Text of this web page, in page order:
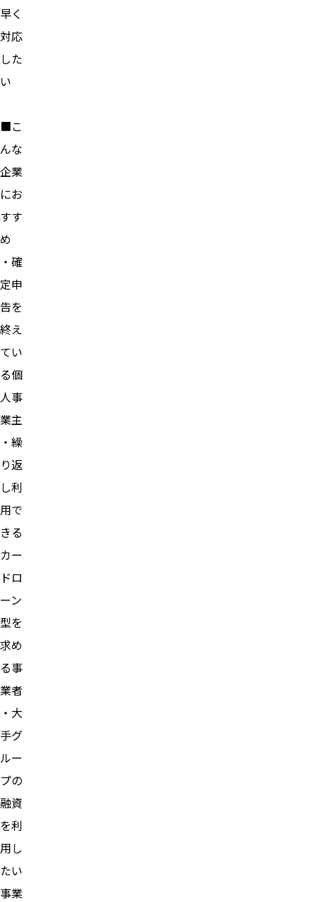
早く
対応
した
い
■こ
んな
企業
にお
すす
め
・確
定申
告を
終え
てい
る個
人事
業主
・繰
り返
し利
用で
きる
カー
ドロ
ーン
型を
求め
る事
業者
・大
手グ
ルー
プの
融資
を利
用し
たい
事業